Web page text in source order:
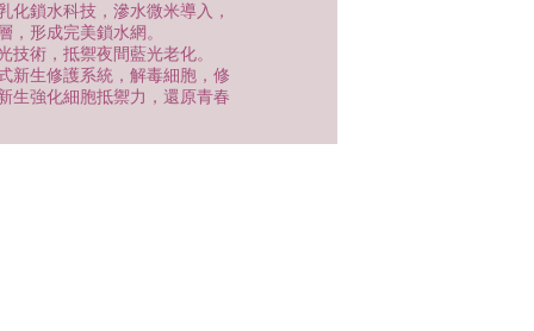
化鎖水科技，滲水微米導入，
，形成完美鎖水網。
技術，抵禦夜間藍光老化。
新生修護系統，解毒細胞，修
生強化細胞抵禦力，還原青春